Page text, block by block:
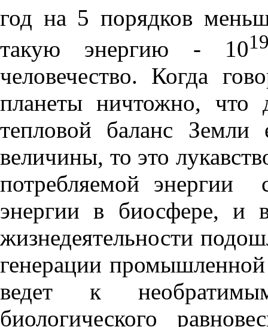
год на 5 порядков
такую энергию - 10
человечество. Когда
планеты ничтожно, что
тепловой баланс
величины, то это
потребляемой энергии
энергии в биосфере, и
жизнедеятельности
генерации
ведет к
биологического